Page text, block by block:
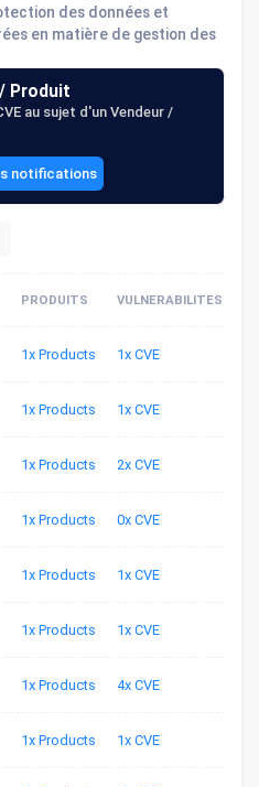
des données et
en matière de gestion des
Produit
au sujet d'un Vendeur /
notifications
PRODUITS VULNERABILITES
1x Products 1x CVE
1x Products 1x CVE
1x Products 2x CVE
1x Products 0x CVE
1x Products 1x CVE
1x Products 1x CVE
1x Products 4x CVE
1x Products 1x CVE